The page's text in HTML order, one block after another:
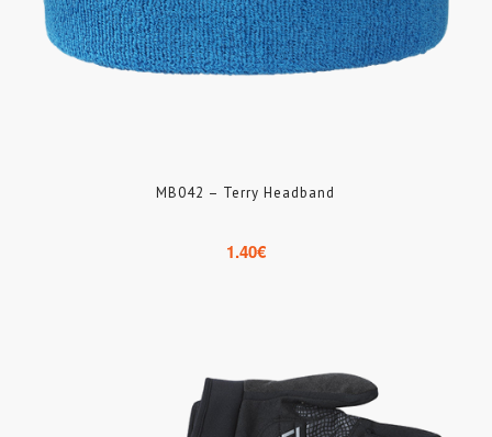
MB042 – Terry Headband
1.40€